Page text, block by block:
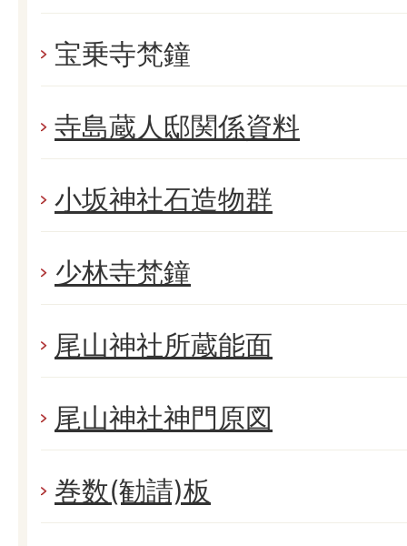
宝乗寺梵鐘
寺島蔵人邸関係資料
小坂神社石造物群
少林寺梵鐘
尾山神社所蔵能面
尾山神社神門原図
巻数(勧請)板